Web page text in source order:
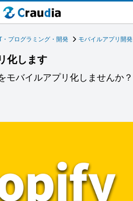
・プログラミング・開発 モバイルアプリ開発
化します
モバイルアプリ化しませんか？